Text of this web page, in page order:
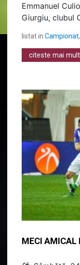
Emmanuel
Giurgiu, clubul
listat in Campionat,
citeste mai mult
MECI AMICAL